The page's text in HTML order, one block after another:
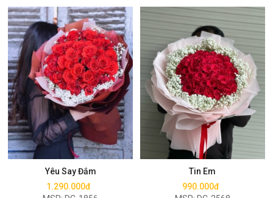
Yêu Say Đắm
1.290.000đ
Mua ngay
Tin Em
990.000đ
Mua ngay